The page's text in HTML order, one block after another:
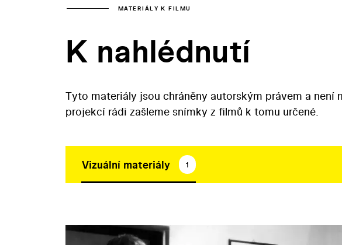
MATERIÁLY K FILMU
K nahlédnutí
Tyto materiály jsou chráněny autorským právem a není
projekcí rádi zašleme snímky z filmů k tomu určené.
Vizuální materiály 1